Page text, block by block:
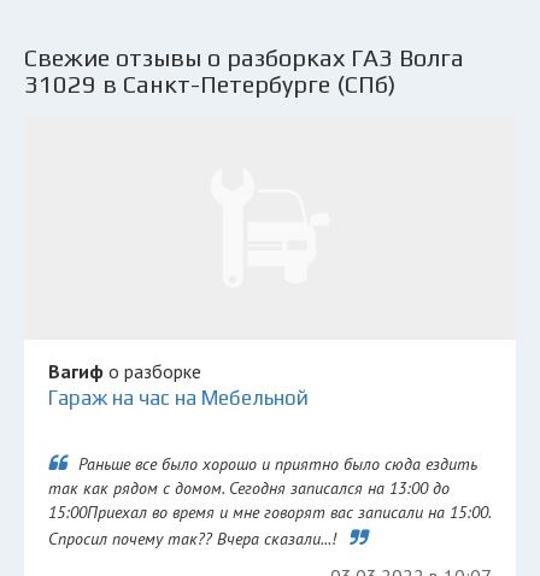
Свежие отзывы о разборках ГАЗ Волга
31029 в Санкт-Петербурге (СПб)
Вагиф о разборке
Гараж на час на Мебельной
Раньше все было хорошо и приятно было сюда ездить
так как рядом с домом. Сегодня записался на 13:00 до
15:00Приехал во время и мне говорят вас записали на 15:00.
Спросил почему так?? Вчера сказали...!